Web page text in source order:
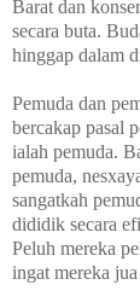
Barat dan
secara buta.
hinggap dalam
Pemuda dan
bercakap pasal
ialah pemuda.
pemuda,
sangatkah
dididik secara
Peluh mereka
ingat mereka